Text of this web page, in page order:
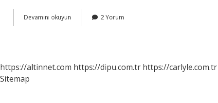
Devamını okuyun
Hangi
2 Yorum
https://altinnet.com https://dipu.com.tr https://carlyle.com.tr
Sitemap